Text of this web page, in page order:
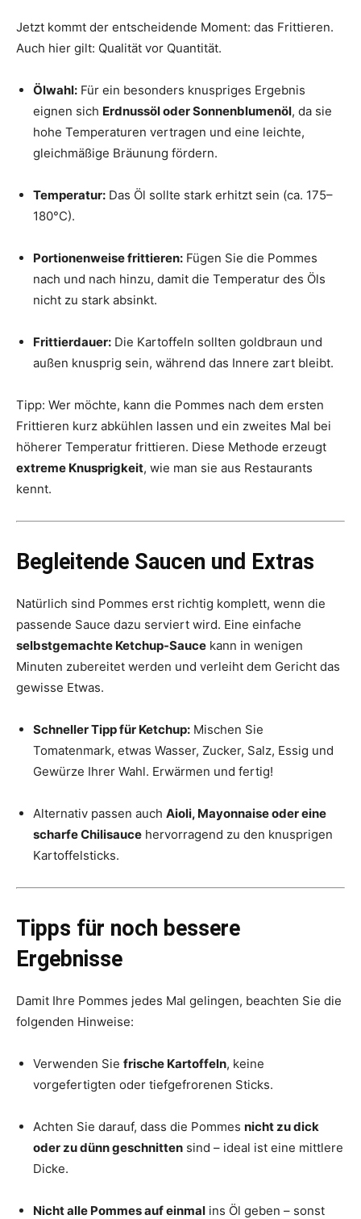
Jetzt kommt der entscheidende Moment: das Frittieren.
Auch hier gilt: Qualität vor Quantität.
Ölwahl: Für ein besonders knuspriges Ergebnis
eignen sich Erdnussöl oder Sonnenblumenöl, da sie
hohe Temperaturen vertragen und eine leichte,
gleichmäßige Bräunung fördern.
Temperatur: Das Öl sollte stark erhitzt sein (ca. 175–
180°C).
Portionenweise frittieren: Fügen Sie die Pommes
nach und nach hinzu, damit die Temperatur des Öls
nicht zu stark absinkt.
Frittierdauer: Die Kartoffeln sollten goldbraun und
außen knusprig sein, während das Innere zart bleibt.
Tipp: Wer möchte, kann die Pommes nach dem ersten
Frittieren kurz abkühlen lassen und ein zweites Mal bei
höherer Temperatur frittieren. Diese Methode erzeugt
extreme Knusprigkeit, wie man sie aus Restaurants
kennt.
Begleitende Saucen und Extras
Natürlich sind Pommes erst richtig komplett, wenn die
passende Sauce dazu serviert wird. Eine einfache
selbstgemachte Ketchup-Sauce kann in wenigen
Minuten zubereitet werden und verleiht dem Gericht das
gewisse Etwas.
Schneller Tipp für Ketchup: Mischen Sie
Tomatenmark, etwas Wasser, Zucker, Salz, Essig und
Gewürze Ihrer Wahl. Erwärmen und fertig!
Alternativ passen auch Aioli, Mayonnaise oder eine
scharfe Chilisauce hervorragend zu den knusprigen
Kartoffelsticks.
Tipps für noch bessere
Ergebnisse
Damit Ihre Pommes jedes Mal gelingen, beachten Sie die
folgenden Hinweise:
Verwenden Sie frische Kartoffeln, keine
vorgefertigten oder tiefgefrorenen Sticks.
Achten Sie darauf, dass die Pommes nicht zu dick
oder zu dünn geschnitten sind – ideal ist eine mittlere
Dicke.
Nicht alle Pommes auf einmal ins Öl geben – sonst